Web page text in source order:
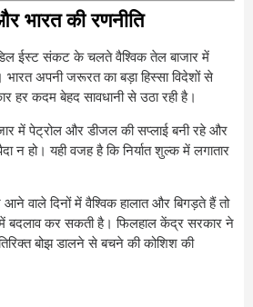
भारत की रणनीति
ईस्ट संकट के चलते वैश्विक तेल बाजार में
भारत अपनी जरूरत का बड़ा हिस्सा विदेशों से
हर कदम बेहद सावधानी से उठा रही है।
में पेट्रोल और डीजल की सप्लाई बनी रहे और
न हो। यही वजह है कि निर्यात शुल्क में लगातार
आने वाले दिनों में वैश्विक हालात और बिगड़ते हैं तो
बदलाव कर सकती है। फिलहाल केंद्र सरकार ने
बोझ डालने से बचने की कोशिश की